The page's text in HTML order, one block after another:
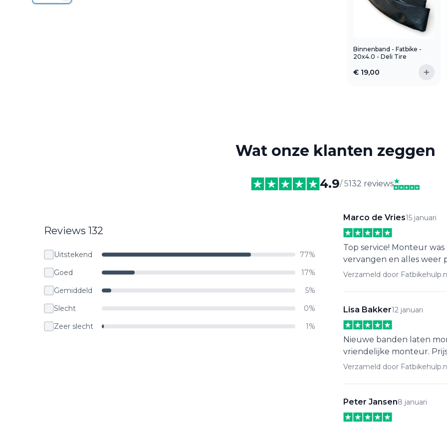
Binnenband - Fatbike -
20x4.0 - Deli Tire
€ 19,00
Wat onze klanten zeggen
4.9/ 5132 reviews
Reviews 132
Uitstekend
77%
Goed
17%
Gemiddeld
5%
Slecht
0%
Zeer slecht
1%
Marco de Vries15 januari
Top service! Monteur
vervangen en alles weer
Verzameld door
Lisa Bakker12 januari
Nieuwe banden laten
vriendelijke monteur.
Verzameld door
Peter Jansen8 januari